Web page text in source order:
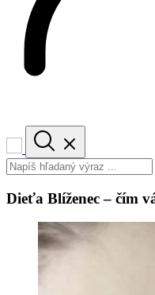
Dieťa Blíženec – čím